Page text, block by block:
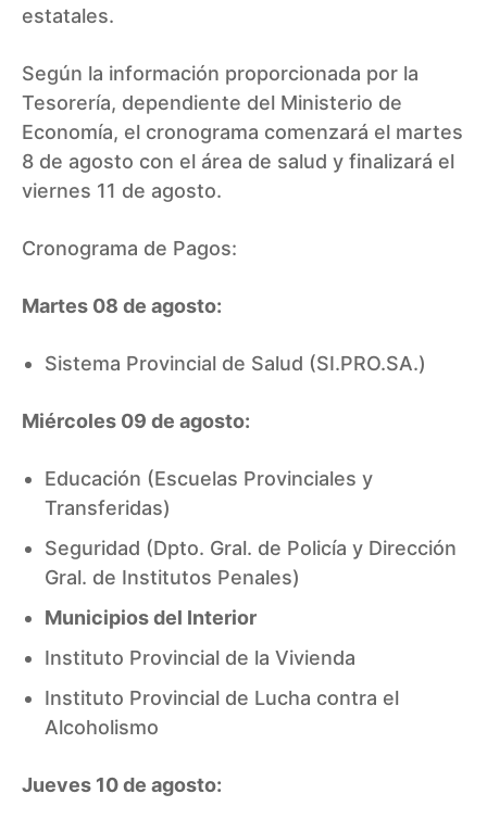
estatales.
Según la información proporcionada por la
Tesorería, dependiente del Ministerio de
Economía, el cronograma comenzará el martes
8 de agosto con el área de salud y finalizará el
viernes 11 de agosto.
Cronograma de Pagos:
Martes 08 de agosto:
Sistema Provincial de Salud (SI.PRO.SA.)
Miércoles 09 de agosto:
Educación (Escuelas Provinciales y
Transferidas)
Seguridad (Dpto. Gral. de Policía y Dirección
Gral. de Institutos Penales)
Municipios del Interior
Instituto Provincial de la Vivienda
Instituto Provincial de Lucha contra el
Alcoholismo
Jueves 10 de agosto: